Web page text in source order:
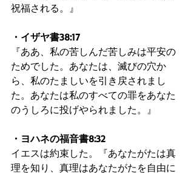
祝福される。』
・イザヤ書38:17
『ああ、私の苦しんだ苦しみは平安の
ためでした。あなたは、滅びの穴か
ら、私のたましいを引き戻されまし
た。あなたは私のすべての罪をあなた
のうしろに投げやられました。』
・ヨハネの福音書8:32
イエスは約束した。『あなたがたは真
理を知り、真理はあなたがたを自由に